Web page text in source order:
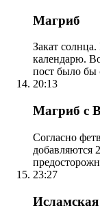
Магриб
Закат
календарю.
пост было бы
20:13
Магриб с
Согласно
добавляются
23:27